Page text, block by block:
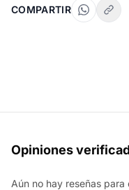
COMPARTIR
Opiniones
Aún no hay reseñas